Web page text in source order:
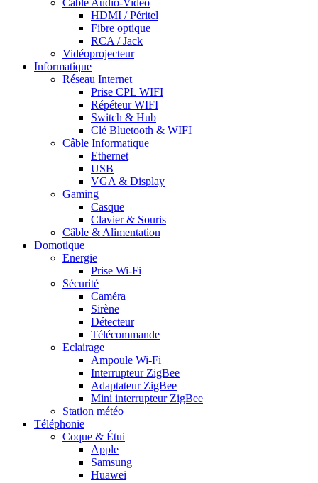
HDMI / Péritel
Fibre optique
RCA / Jack
Vidéoprojecteur
Informatique
Réseau Internet
Prise CPL WIFI
Répéteur WIFI
Switch & Hub
Clé Bluetooth & WIFI
Câble Informatique
Ethernet
USB
VGA & Display
Gaming
Casque
Clavier & Souris
Câble & Alimentation
Domotique
Energie
Prise Wi-Fi
Sécurité
Caméra
Sirène
Détecteur
Télécommande
Eclairage
Ampoule Wi-Fi
Interrupteur ZigBee
Adaptateur ZigBee
Mini interrupteur ZigBee
Station météo
Téléphonie
Coque & Étui
Apple
Samsung
Huawei